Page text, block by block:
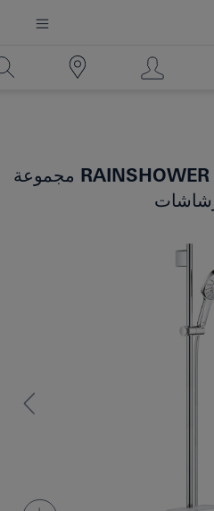
مجموعة